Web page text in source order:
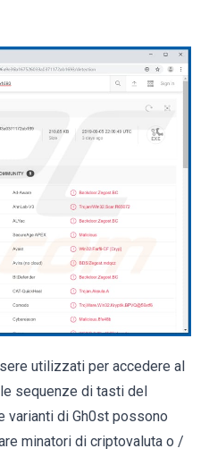
utilizzati per accedere al
sequenze di tasti del
varianti di Gh0st possono
minatori di criptovaluta o /